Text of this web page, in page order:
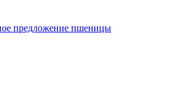
предложение пшеницы